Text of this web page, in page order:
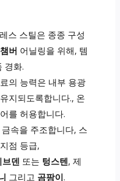
스 스틸은 종종 구성
버 어닐링을 위해, 템
경화.
의 능력은 내부 용광
지되도록합니다., 온
를 허용합니다.
금속을 주조합니다, 스
점 등급,
브덴 또는 텅스텐, 제
그리고 곰팡이.